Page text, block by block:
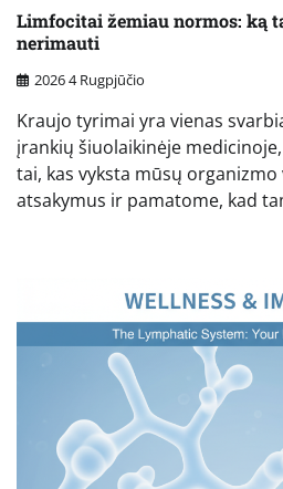
Limfocitai žemiau normos: ką
nerimauti
2026 4 Rugpjūčio
Kraujo tyrimai yra vienas
įrankių šiuolaikinėje
tai, kas vyksta mūsų
atsakymus ir pamatome, kad